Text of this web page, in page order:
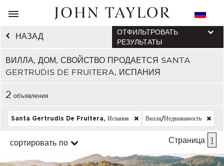
НАЗАД
ВИЛЛА, ДОМ, СВОЙСТВО ПРОДАЕТСЯ SANTA
GERTRUDIS DE FRUITERA, ИСПАНИЯ
ОТФИЛЬТРОВАТЬ
РЕЗУЛЬТАТЫ
2 объявления
Santa Gertrudis De Fruitera, Испания Вилла/недвижимость
сортировать по Страница 1